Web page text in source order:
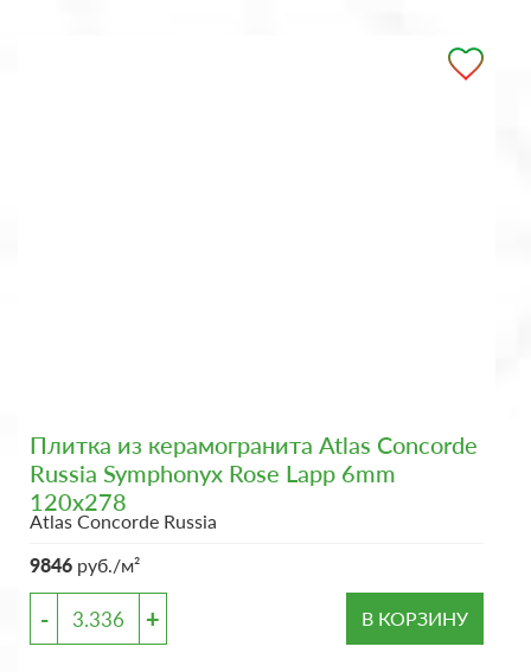
Плитка из керамогранита Atlas Concorde
Russia Symphonyx Rose Lapp 6mm
120x278
Atlas Concorde Russia
9846 руб./м²
- + В КОРЗИНУ